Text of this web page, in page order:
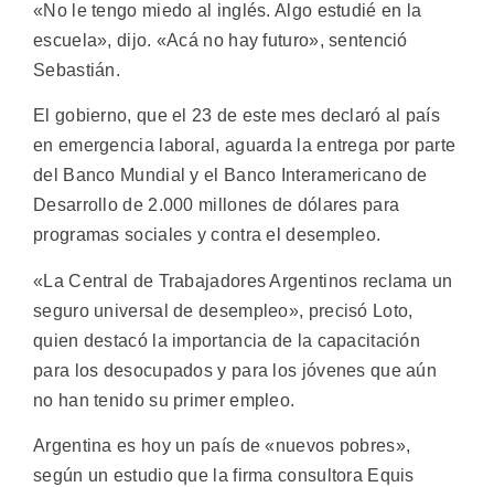
«No le tengo miedo al inglés. Algo estudié en la
escuela», dijo. «Acá no hay futuro», sentenció
Sebastián.
El gobierno, que el 23 de este mes declaró al país
en emergencia laboral, aguarda la entrega por parte
del Banco Mundial y el Banco Interamericano de
Desarrollo de 2.000 millones de dólares para
programas sociales y contra el desempleo.
«La Central de Trabajadores Argentinos reclama un
seguro universal de desempleo», precisó Loto,
quien destacó la importancia de la capacitación
para los desocupados y para los jóvenes que aún
no han tenido su primer empleo.
Argentina es hoy un país de «nuevos pobres»,
según un estudio que la firma consultora Equis